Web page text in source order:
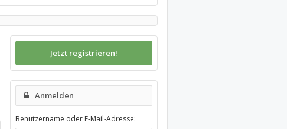
Jetzt registrieren!
Anmelden
Benutzername oder E-Mail-Adresse: